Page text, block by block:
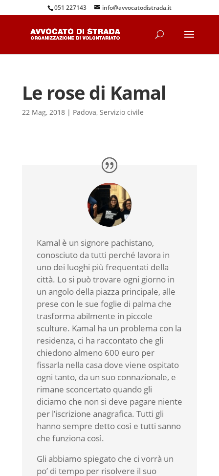
051 227143 info@avvocatodistrada.it
Le rose di Kamal
22 Mag, 2018| Padova, Servizio civile
Kamal è un signore pachistano,
conosciuto da tutti perché lavora in
uno dei luoghi più frequentati della
città. Lo si può trovare ogni giorno in
un angolo della piazza principale, alle
prese con le sue foglie di palma che
trasforma abilmente in piccole
sculture. Kamal ha un problema con la
residenza, ci ha raccontato che gli
chiedono almeno 600 euro per
fissarla nella casa dove viene ospitato
ogni tanto, da un suo connazionale, e
rimane sconcertato quando gli
diciamo che non si deve pagare niente
per l’iscrizione anagrafica. Tutti gli
hanno sempre detto così e tutti sanno
che funziona così.
Gli abbiamo spiegato che ci vorrà un
po’ di tempo per risolvere il suo